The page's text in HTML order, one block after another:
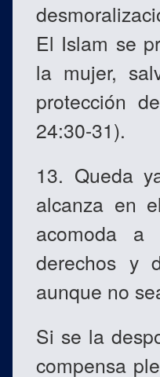
El Islam se
la mujer,
protección
24:30-31).
13. Queda
alcanza en
acomoda a
derechos y
aunque no
Si se la
compensa